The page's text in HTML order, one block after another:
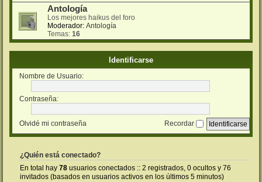
Antología
Los mejores haikus del foro
Moderador: Antología
Temas: 16
Identificarse
Nombre de Usuario:
Contraseña:
Olvidé mi contraseña Recordar
¿Quién está conectado?
En total hay 78 usuarios conectados :: 2 registrados, 0 ocultos y 76
invitados (basados en usuarios activos en los últimos 5 minutos)